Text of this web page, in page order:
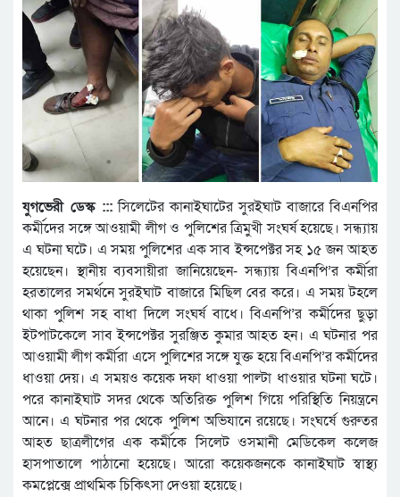
যুগভেরী ডেস্ক ::: সিলেটের কানাইঘাটের সুরইঘাট বাজারে বিএনপির
কর্মীদের সঙ্গে আওয়ামী লীগ ও পুলিশের ত্রিমুখী সংঘর্ষ হয়েছে। সন্ধ্যায়
এ ঘটনা ঘটে। এ সময় পুলিশের এক সাব ইন্সপেক্টর সহ ১৫ জন আহত
হয়েছেন। স্থানীয় ব্যবসায়ীরা জানিয়েছেন- সন্ধ্যায় বিএনপি’র কর্মীরা
হরতালের সমর্থনে সুরইঘাট বাজারে মিছিল বের করে। এ সময় টহলে
থাকা পুলিশ সহ বাধা দিলে সংঘর্ষ বাধে। বিএনপি’র কর্মীদের ছুড়া
ইটপাটকেলে সাব ইন্সপেক্টর সুরঞ্জিত কুমার আহত হন। এ ঘটনার পর
আওয়ামী লীগ কর্মীরা এসে পুলিশের সঙ্গে যুক্ত হয়ে বিএনপি’র কর্মীদের
ধাওয়া দেয়। এ সময়ও কয়েক দফা ধাওয়া পাল্টা ধাওয়ার ঘটনা ঘটে।
পরে কানাইঘাট সদর থেকে অতিরিক্ত পুলিশ গিয়ে পরিস্থিতি নিয়ন্ত্রনে
আনে। এ ঘটনার পর থেকে পুলিশ অভিযানে রয়েছে। সংঘর্ষে গুরুতর
আহত ছাত্রলীগের এক কর্মীকে সিলেট ওসমানী মেডিকেল কলেজ
হাসপাতালে পাঠানো হয়েছে। আরো কয়েকজনকে কানাইঘাট স্বাস্থ্য
কমপ্লেক্সে প্রাথমিক চিকিৎসা দেওয়া হয়েছে।